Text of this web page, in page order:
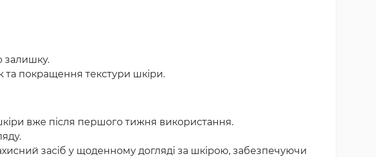
залишку.
покращення текстури шкіри.
вже після першого тижня використання.
засіб у щоденному догляді за шкірою, забезпечуючи